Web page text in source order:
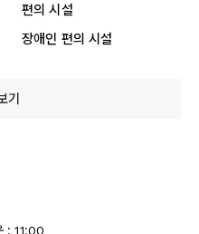
편의 시설
장애인 편의 시설
기
: 11:00